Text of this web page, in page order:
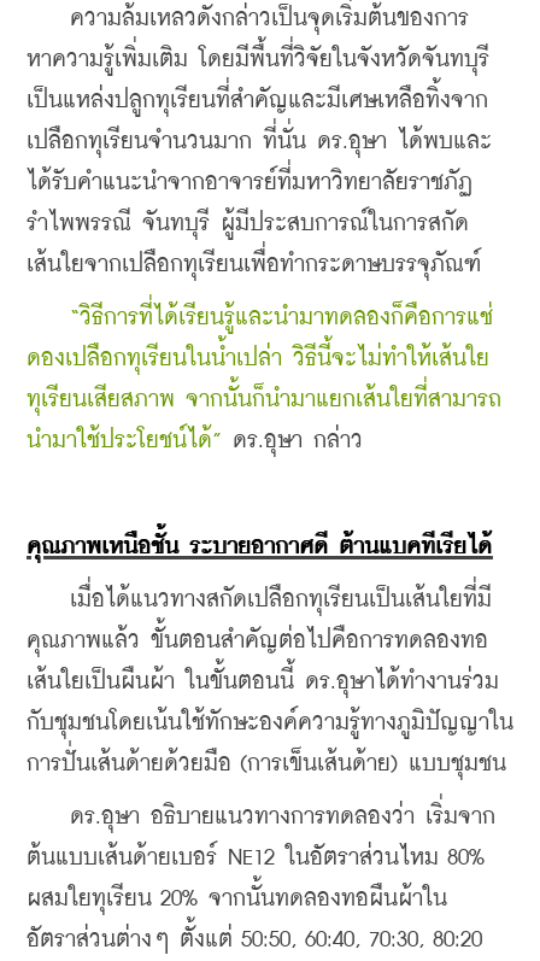
ความล้มเหลวดังกล่าวเป็นจุดเริ่มต้นของการ
หาความรู้เพิ่มเติม โดยมีพื้นที่วิจัยในจังหวัดจันทบุรี
เป็นแหล่งปลูกทุเรียนที่สำคัญและมีเศษเหลือทิ้งจาก
เปลือกทุเรียนจำนวนมาก ที่นั่น ดร.อุษา ได้พบและ
ได้รับคำแนะนำจากอาจารย์ที่มหาวิทยาลัยราชภัฏ
รำไพพรรณี จันทบุรี ผู้มีประสบการณ์ในการสกัด
เส้นใยจากเปลือกทุเรียนเพื่อทำกระดาษบรรจุภัณฑ์
“วิธีการที่ได้เรียนรู้และนำมาทดลองก็คือการแช่
ดองเปลือกทุเรียนในน้ำเปล่า วิธีนี้จะไม่ทำให้เส้นใย
ทุเรียนเสียสภาพ จากนั้นก็นำมาแยกเส้นใยที่สามารถ
นำมาใช้ประโยชน์ได้” ดร.อุษา กล่าว
คุณภาพเหนือชั้น ระบายอากาศดี ต้านแบคทีเรียได้
เมื่อได้แนวทางสกัดเปลือกทุเรียนเป็นเส้นใยที่มี
คุณภาพแล้ว ขั้นตอนสำคัญต่อไปคือการทดลองทอ
เส้นใยเป็นผืนผ้า ในขั้นตอนนี้ ดร.อุษาได้ทำงานร่วม
กับชุมชนโดยเน้นใช้ทักษะองค์ความรู้ทางภูมิปัญญาใน
การปั่นเส้นด้ายด้วยมือ (การเข็นเส้นด้าย) แบบชุมชน
ดร.อุษา อธิบายแนวทางการทดลองว่า เริ่มจาก
ต้นแบบเส้นด้ายเบอร์ NE12 ในอัตราส่วนไหม 80%
ผสมใยทุเรียน 20% จากนั้นทดลองทอผืนผ้าใน
อัตราส่วนต่างๆ ตั้งแต่ 50:50, 60:40, 70:30, 80:20